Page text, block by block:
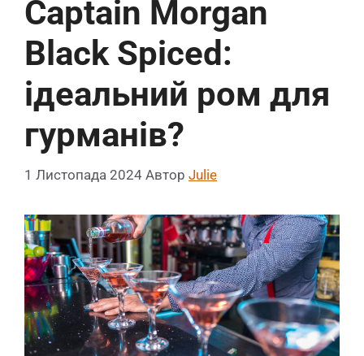
Captain Morgan
Black Spiced:
ідеальний ром для
гурманів?
1 Листопада 2024 Автор Julie